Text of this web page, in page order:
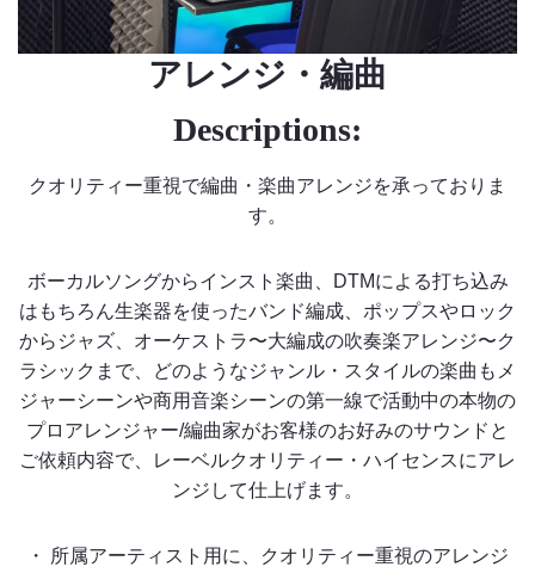
アレンジ・編曲
Descriptions:
クオリティー重視で編曲・楽曲アレンジを承っておりま
す。
ボーカルソングからインスト楽曲、DTMによる打ち込み
はもちろん生楽器を使ったバンド編成、ポップスやロック
からジャズ、オーケストラ〜大編成の吹奏楽アレンジ〜ク
ラシックまで、どのようなジャンル・スタイルの楽曲もメ
ジャーシーンや商用音楽シーンの第一線で活動中の本物の
プロアレンジャー/編曲家がお客様のお好みのサウンドと
ご依頼内容で、レーベルクオリティー・ハイセンスにアレ
ンジして仕上げます。
・ 所属アーティスト用に、クオリティー重視のアレンジ